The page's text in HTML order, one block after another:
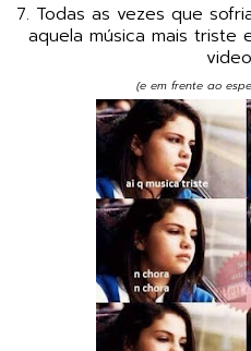
7. Todas as vezes que
aquela música mais triste
(e em frente ao